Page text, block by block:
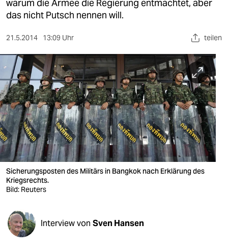
gesellschaft
sport
berlin
nord
wahrheit
verlag
verlag
veranstaltungen
fragen & hilfe
warum die Armee die Regierung entmachtet, aber
das nicht Putsch nennen will.
21.5.2014 13:09 Uhr teilen
Sicherungsposten des Militärs in Bangkok nach Erklärung des
Kriegsrechts.
Bild: Reuters
Interview von Sven Hansen